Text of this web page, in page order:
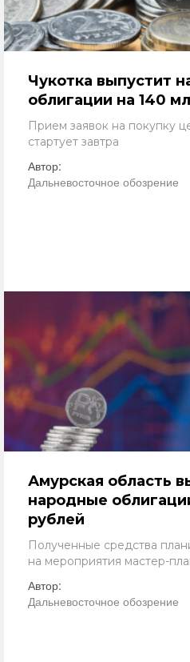
Чукотка выпустит
облигации на 140
Прием заявок на покупку
стартует завтра
Автор:
Дальневосточное обозрение
Амурская область
народные
рублей
Полученные средства
на мероприятия мастер-
Автор:
Дальневосточное обозрение